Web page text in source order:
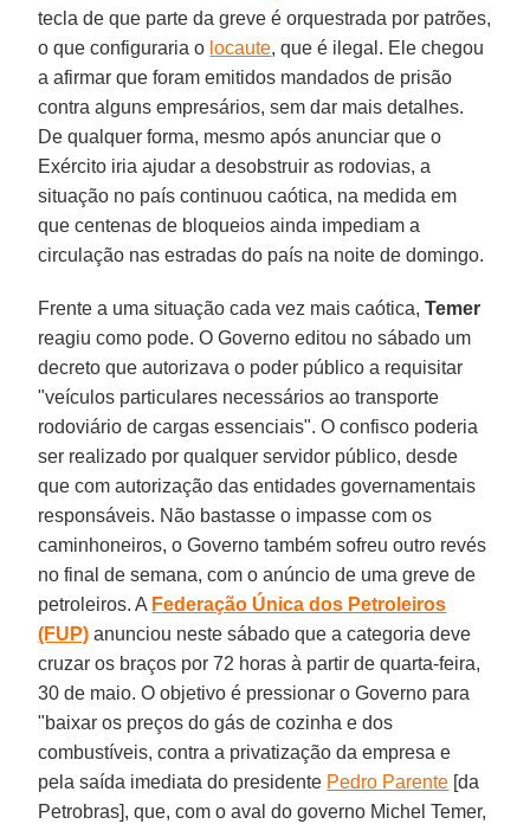
tecla de que parte da greve é orquestrada por patrões,
o que configuraria o locaute, que é ilegal. Ele chegou
a afirmar que foram emitidos mandados de prisão
contra alguns empresários, sem dar mais detalhes.
De qualquer forma, mesmo após anunciar que o
Exército iria ajudar a desobstruir as rodovias, a
situação no país continuou caótica, na medida em
que centenas de bloqueios ainda impediam a
circulação nas estradas do país na noite de domingo.
Frente a uma situação cada vez mais caótica,Temer
reagiu como pode. O Governo editou no sábado um
decreto que autorizava o poder público a requisitar
"veículos particulares necessários ao transporte
rodoviário de cargas essenciais". O confisco poderia
ser realizado por qualquer servidor público, desde
que com autorização das entidades governamentais
responsáveis. Não bastasse o impasse com os
caminhoneiros, o Governo também sofreu outro revés
no final de semana, com o anúncio de uma greve de
petroleiros. A Federação Única dos Petroleiros
(FUP) anunciou neste sábado que a categoria deve
cruzar os braços por 72 horas à partir de quarta-feira,
30 de maio. O objetivo é pressionar o Governo para
"baixar os preços do gás de cozinha e dos
combustíveis, contra a privatização da empresa e
pela saída imediata do presidente Pedro Parente [da
Petrobras], que, com o aval do governo Michel Temer,